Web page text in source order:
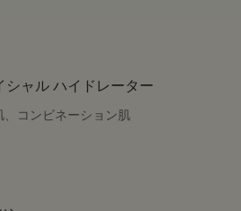
シャル ハイドレーター
コンビネーション肌